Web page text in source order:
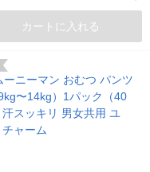
カートに入れる